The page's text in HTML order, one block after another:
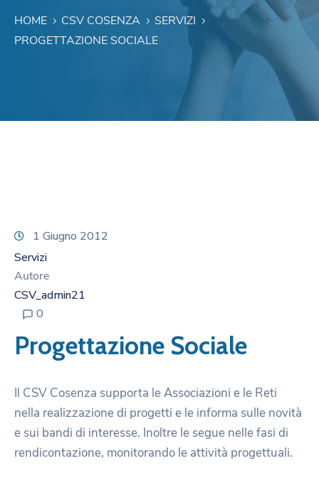
HOME CSV COSENZA
SERVIZI
PROGETTAZIONE SOCIALE
1 Giugno 2012
Servizi
Autore
CSV_admin21
0
Progettazione Sociale
Il CSV Cosenza supporta le Associazioni e le Reti
nella realizzazione di progetti e le informa sulle novità
e sui bandi di interesse. Inoltre le segue nelle fasi di
rendicontazione, monitorando le attività progettuali.